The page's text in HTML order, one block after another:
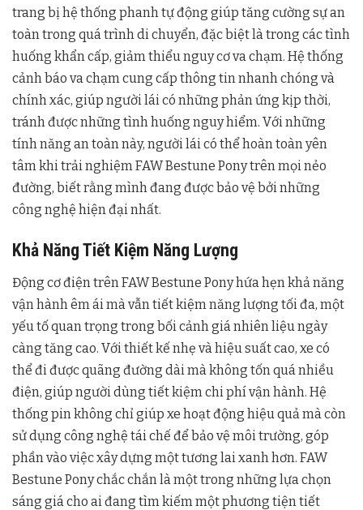
trang bị hệ thống phanh tự động giúp tăng cường sự an
toàn trong quá trình di chuyển, đặc biệt là trong các tình
huống khẩn cấp, giảm thiểu nguy cơ va chạm. Hệ thống
cảnh báo va chạm cung cấp thông tin nhanh chóng và
chính xác, giúp người lái có những phản ứng kịp thời,
tránh được những tình huống nguy hiểm. Với những
tính năng an toàn này, người lái có thể hoàn toàn yên
tâm khi trải nghiệm FAW Bestune Pony trên mọi nẻo
đường, biết rằng mình đang được bảo vệ bởi những
công nghệ hiện đại nhất.
Khả Năng Tiết Kiệm Năng Lượng
Động cơ điện trên FAW Bestune Pony hứa hẹn khả năng
vận hành êm ái mà vẫn tiết kiệm năng lượng tối đa, một
yếu tố quan trọng trong bối cảnh giá nhiên liệu ngày
càng tăng cao. Với thiết kế nhẹ và hiệu suất cao, xe có
thể đi được quãng đường dài mà không tốn quá nhiều
điện, giúp người dùng tiết kiệm chi phí vận hành. Hệ
thống pin không chỉ giúp xe hoạt động hiệu quả mà còn
sử dụng công nghệ tái chế để bảo vệ môi trường, góp
phần vào việc xây dựng một tương lai xanh hơn. FAW
Bestune Pony chắc chắn là một trong những lựa chọn
sáng giá cho ai đang tìm kiếm một phương tiện tiết